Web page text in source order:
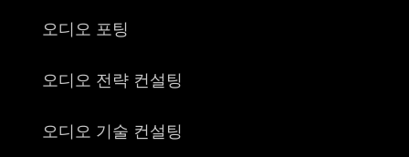
오디오 포팅
오디오 전략 컨설팅
오디오 기술 컨설팅